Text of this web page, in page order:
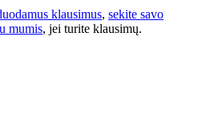
klausimus, sekite savo
mumis, jei turite klausimų.